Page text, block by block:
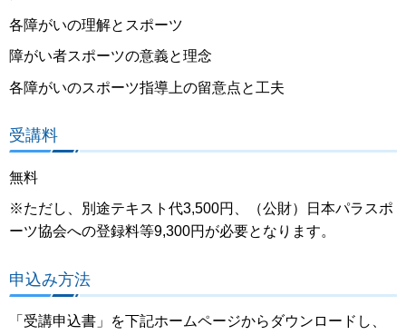
各障がいの理解とスポーツ
障がい者スポーツの意義と理念
各障がいのスポーツ指導上の留意点と工夫
受講料
無料
※ただし、別途テキスト代3,500円、（公財）日本パラスポ
ーツ協会への登録料等9,300円が必要となります。
申込み方法
「受講申込書」を下記ホームページからダウンロードし、